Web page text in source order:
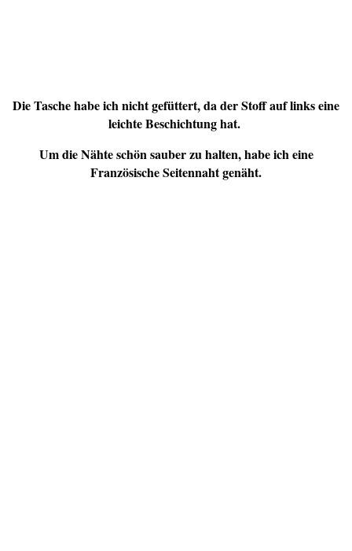
Die Tasche habe ich nicht gefüttert, da der Stoff auf links eine
leichte Beschichtung hat.
Um die Nähte schön sauber zu halten, habe ich eine
Französische Seitennaht genäht.